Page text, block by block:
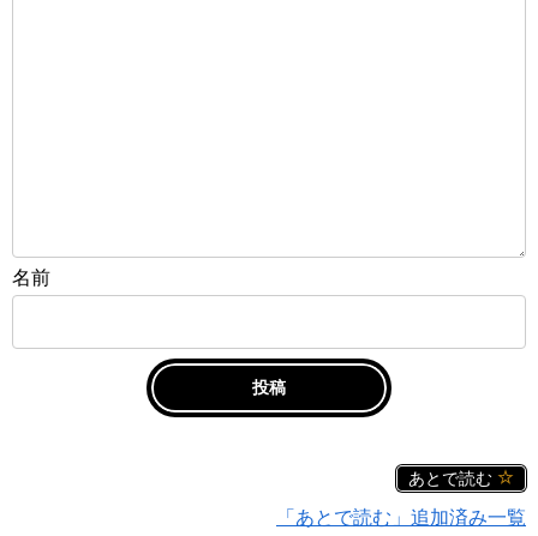
名前
あとで読む
「あとで読む」追加済み一覧